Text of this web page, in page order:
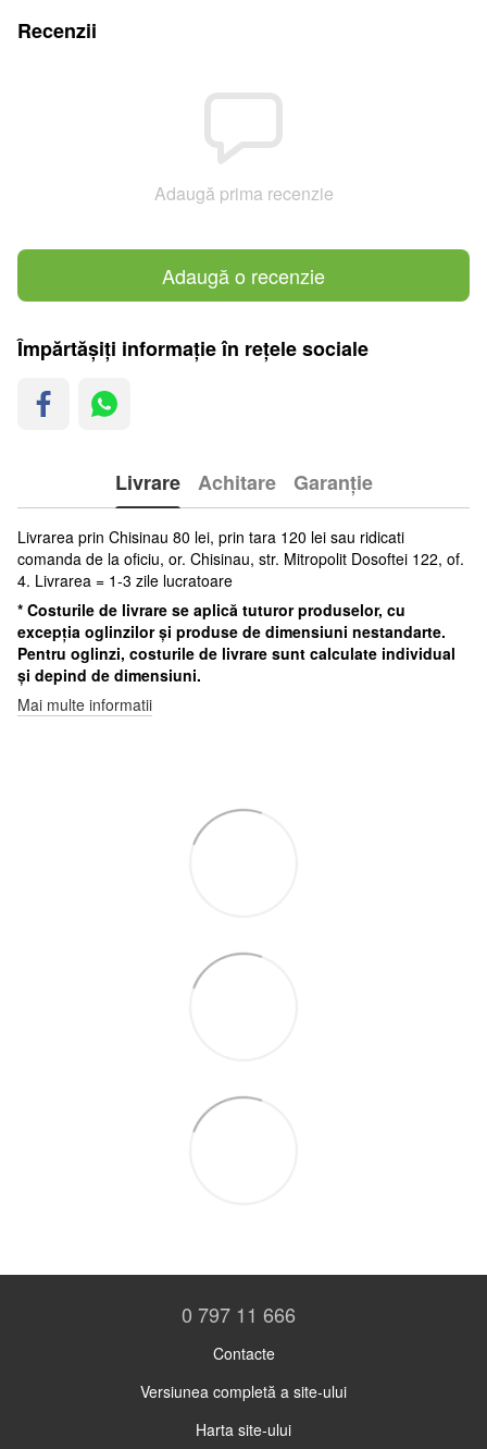
Recenzii
Adaugă prima recenzie
Adaugă o recenzie
Împărtășiți informație în rețele sociale
Livrare Achitare Garanție
Livrarea prin Chisinau 80 lei, prin tara 120 lei sau ridicati
comanda de la oficiu, or. Chisinau, str. Mitropolit Dosoftei 122, of.
4. Livrarea = 1-3 zile lucratoare
* Costurile de livrare se aplică tuturor produselor, cu
excepția oglinzilor și produse de dimensiuni nestandarte.
Pentru oglinzi, costurile de livrare sunt calculate individual
și depind de dimensiuni.
Mai multe informatii
0 797 11 666
Contacte
Versiunea completă a site-ului
Harta site-ului